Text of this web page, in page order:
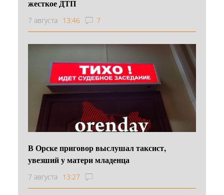
жесткое ДТП
7 августа 13:46 7
В Орске приговор выслушал таксист,
увезший у матери младенца
7 августа 13:27